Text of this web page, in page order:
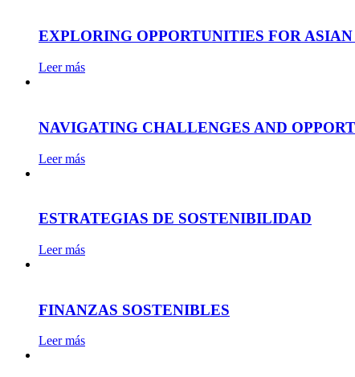
EXPLORING OPPORTUNITIES FOR
Leer más
NAVIGATING CHALLENGES AND
Leer más
ESTRATEGIAS DE SOSTENIBILIDAD
Leer más
FINANZAS SOSTENIBLES
Leer más